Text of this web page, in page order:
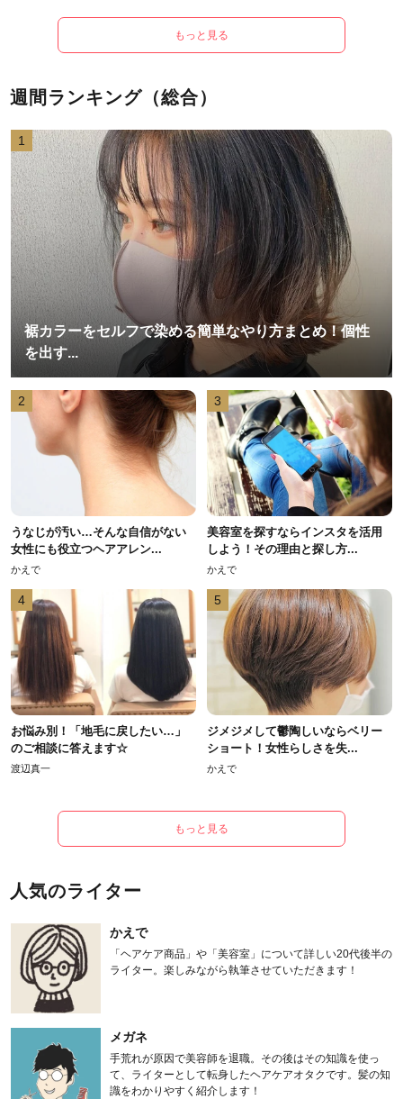
もっと見る
週間ランキング（総合）
1
裾カラーをセルフで染める簡単なやり方まとめ！個性
を出す...
2
うなじが汚い…そんな自信がない
女性にも役立つヘアアレン...
かえで
3
美容室を探すならインスタを活用
しよう！その理由と探し方...
かえで
4
お悩み別！「地毛に戻したい…」
のご相談に答えます☆
渡辺真一
5
ジメジメして鬱陶しいならベリー
ショート！女性らしさを失...
かえで
もっと見る
人気のライター
かえで
「ヘアケア商品」や「美容室」について詳しい20代後半の
ライター。楽しみながら執筆させていただきます！
メガネ
手荒れが原因で美容師を退職。その後はその知識を使っ
て、ライターとして転身したヘアケアオタクです。髪の知
識をわかりやすく紹介します！